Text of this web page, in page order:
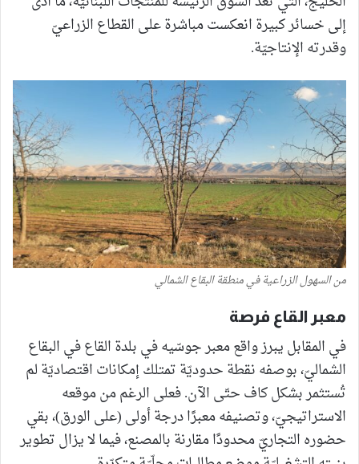
إلى خسائر كبيرة انعكست مباشرة على القطاع الزراعيّ
وقدرته الإنتاجيّة.
من السهول الزراعية في منطقة البقاع الشمالي
معبر القاع فرصة
في المقابل يبرز واقع معبر جوسّيه في بلدة القاع في البقاع
الشماليّ، بوصفه نقطة حدوديّة تمتلك إمكانات اقتصاديّة لم
تُستثمر بشكل كاف حتّى الآن. فعلى الرغم من موقعه
الاستراتيجيّ، وتصنيفه معبرًا درجة أولى (على الورق)، بقي
حضوره التجاريّ محدودًا مقارنة بالمصنع، فيما لا يزال تطوير